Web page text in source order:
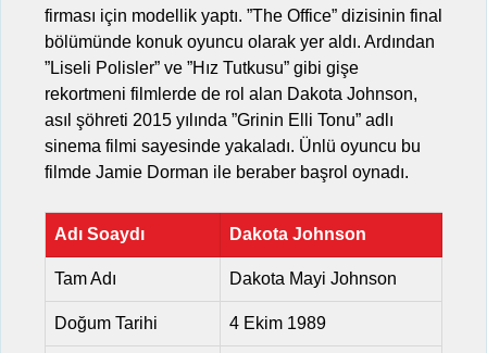
firması için modellik yaptı. ”The Office” dizisinin final
bölümünde konuk oyuncu olarak yer aldı. Ardından
”Liseli Polisler” ve ”Hız Tutkusu” gibi gişe
rekortmeni filmlerde de rol alan Dakota Johnson,
asıl şöhreti 2015 yılında ”Grinin Elli Tonu” adlı
sinema filmi sayesinde yakaladı. Ünlü oyuncu bu
filmde Jamie Dorman ile beraber başrol oynadı.
Adı Soaydı Dakota Johnson
Tam Adı Dakota Mayi Johnson
Doğum Tarihi 4 Ekim 1989